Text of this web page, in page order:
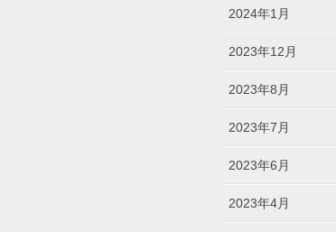
2024年1月
2023年12月
2023年8月
2023年7月
2023年6月
2023年4月